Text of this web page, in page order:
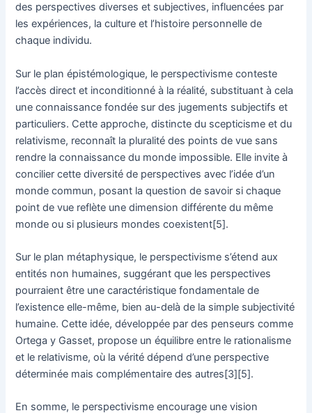
des perspectives diverses et subjectives, influencées par
les expériences, la culture et l’histoire personnelle de
chaque individu.
Sur le plan épistémologique, le perspectivisme conteste
l’accès direct et inconditionné à la réalité, substituant à cela
une connaissance fondée sur des jugements subjectifs et
particuliers. Cette approche, distincte du scepticisme et du
relativisme, reconnaît la pluralité des points de vue sans
rendre la connaissance du monde impossible. Elle invite à
concilier cette diversité de perspectives avec l’idée d’un
monde commun, posant la question de savoir si chaque
point de vue reflète une dimension différente du même
monde ou si plusieurs mondes coexistent[5].
Sur le plan métaphysique, le perspectivisme s’étend aux
entités non humaines, suggérant que les perspectives
pourraient être une caractéristique fondamentale de
l’existence elle-même, bien au-delà de la simple subjectivité
humaine. Cette idée, développée par des penseurs comme
Ortega y Gasset, propose un équilibre entre le rationalisme
et le relativisme, où la vérité dépend d’une perspective
déterminée mais complémentaire des autres[3][5].
En somme, le perspectivisme encourage une vision